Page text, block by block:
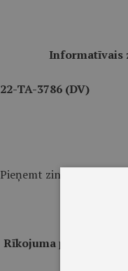
Informatīvais
22-TA-3786 (DV)
Pieņemt zināšanai
Rīkojuma projekts
kabeļa